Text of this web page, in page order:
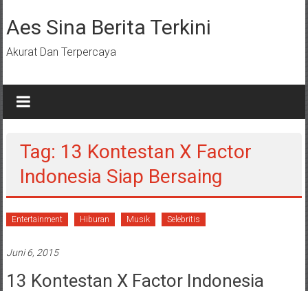
ke
konten
Aes Sina Berita Terkini
Akurat Dan Terpercaya
Tag: 13 Kontestan X Factor
Indonesia Siap Bersaing
Entertainment Hiburan Musik Selebritis
Juni 6, 2015
13 Kontestan X Factor Indonesia